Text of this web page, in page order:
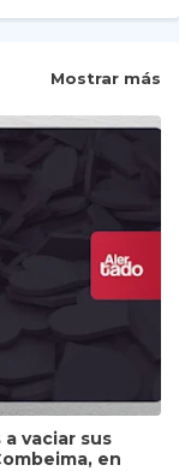
Mostrar más
vaciar sus
en